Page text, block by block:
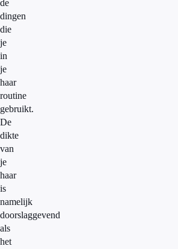
de
dingen
die
je
in
je
haar
routine
gebruikt.
De
dikte
van
je
haar
is
namelijk
doorslaggevend
als
het